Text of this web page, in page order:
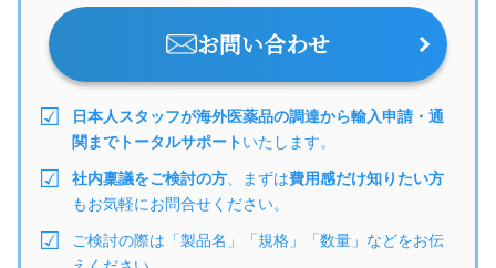
お問い合わせ
日本人スタッフが海外医薬品の調達から輸入申請・通
関までトータルサポートいたします。
社内稟議をご検討の方 、まずは費用感だけ知りたい方
もお気軽にお問合せください。
ご検討の際は「製品名」「規格」「数量」などをお伝